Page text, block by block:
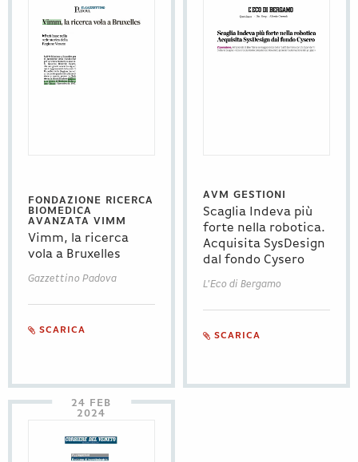
FONDAZIONE RICERCA
BIOMEDICA
AVANZATA VIMM
Vimm, la ricerca
vola a Bruxelles
Gazzettino Padova
SCARICA
AVM GESTIONI
Scaglia Indeva più
forte nella robotica.
Acquisita SysDesign
dal fondo Cysero
L'Eco di Bergamo
SCARICA
24 FEB
2024